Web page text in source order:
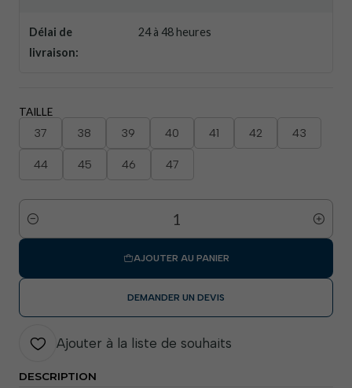
Délai de
livraison:
24 à 48 heures
TAILLE
37 38 39 40 41 42 43
44 45 46 47
Quantité
AJOUTER AU PANIER
DEMANDER UN DEVIS
Ajouter à la liste de souhaits
DESCRIPTION